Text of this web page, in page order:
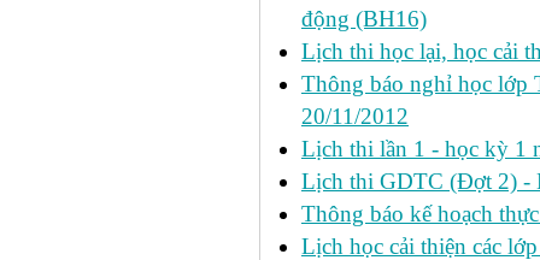
động (BH16)
Lịch thi học lại, học cải
Thông báo nghỉ học lớp
20/11/2012
Lịch thi lần 1 - học kỳ 1
Lịch thi GDTC (Đợt 2) -
Thông báo kế hoạch
Lịch học cải thiện các